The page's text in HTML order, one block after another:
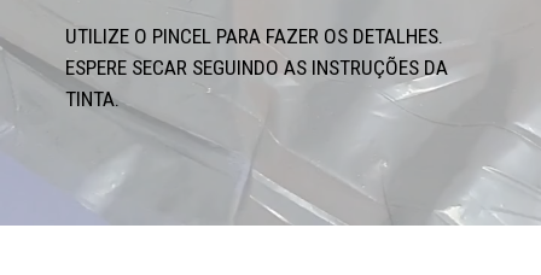
UTILIZE O PINCEL PARA FAZER OS DETALHES.
ESPERE SECAR SEGUINDO AS INSTRUÇÕES DA
TINTA.